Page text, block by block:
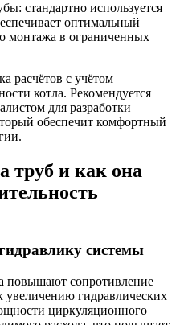
стандартно используется
оптимальный
монтажа в ограниченных
расчётов с учётом
котла. Рекомендуется
для разработки
обеспечит комфортный
труб и как она
системы
повышают сопротивление
гидравлических
циркуляционного